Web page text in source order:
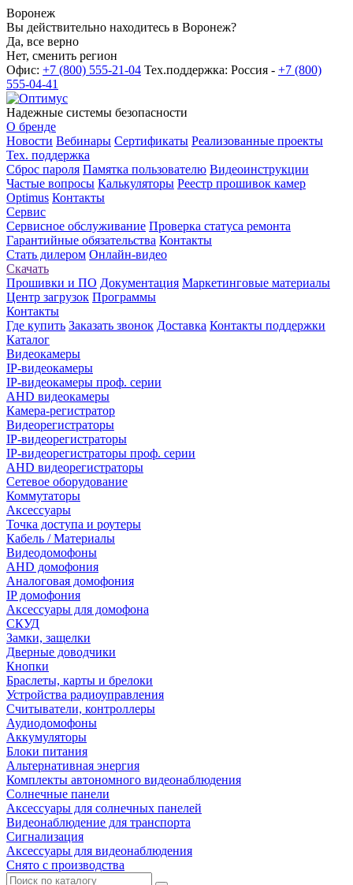
Воронеж
Вы действительно находитесь в Воронеж?
Да, все верно
Нет, сменить регион
Офис: +7 (800) 555-21-04 Тех.поддержка: Россия - +7 (800)
555-04-41
Надежные системы безопасности
О бренде
Новости Вебинары Сертификаты Реализованные проекты
Тех. поддержка
Сброс пароля Памятка пользователю Видеоинструкции
Частые вопросы Калькуляторы Реестр прошивок камер
Optimus Контакты
Сервис
Сервисное обслуживание Проверка статуса ремонта
Гарантийные обязательства Контакты
Стать дилером Онлайн-видео
Скачать
Прошивки и ПО Документация Маркетинговые материалы
Центр загрузок Программы
Контакты
Где купить Заказать звонок Доставка Контакты поддержки
Каталог
Видеокамеры
IP-видеокамеры
IP-видеокамеры проф. серии
AHD видеокамеры
Камера-регистратор
Видеорегистраторы
IP-видеорегистраторы
IP-видеорегистраторы проф. серии
AHD видеорегистраторы
Сетевое оборудование
Коммутаторы
Аксессуары
Точка доступа и роутеры
Кабель / Материалы
Видеодомофоны
AHD домофония
Аналоговая домофония
IP домофония
Аксессуары для домофона
СКУД
Замки, защелки
Дверные доводчики
Кнопки
Браслеты, карты и брелоки
Устройства радиоуправления
Считыватели, контроллеры
Аудиодомофоны
Аккумуляторы
Блоки питания
Альтернативная энергия
Комплекты автономного видеонаблюдения
Солнечные панели
Аксессуары для солнечных панелей
Видеонаблюдение для транспорта
Сигнализация
Аксессуары для видеонаблюдения
Снято с производства